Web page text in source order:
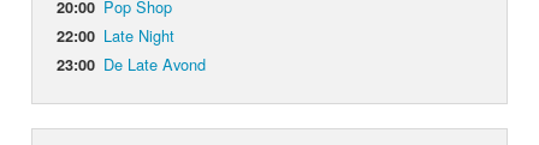
20:00 Pop Shop
22:00 Late Night
23:00 De Late Avond